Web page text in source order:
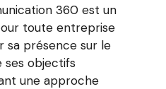
360 est un
toute entreprise
présence sur le
objectifs
une approche